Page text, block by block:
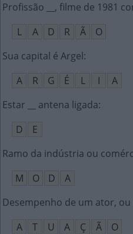
Profissão __, filme de 1981
L
A D R Ã
O
Sua capital é Argel:
A
R G É L I
A
Estar __ antena ligada:
D
E
Ramo da indústria ou
M
O D
A
Desempenho de um ator,
A
T U A Ç Ã
O